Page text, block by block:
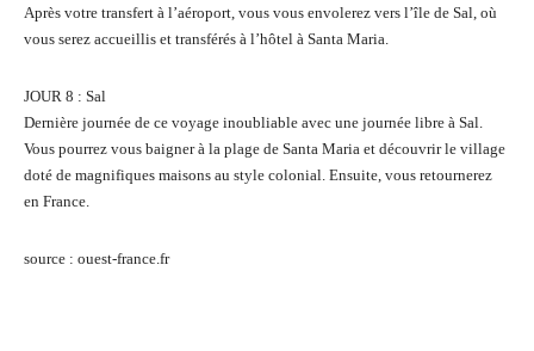
Après votre transfert à l’aéroport, vous vous envolerez vers l’île de Sal, où
vous serez accueillis et transférés à l’hôtel à Santa Maria.
JOUR 8 : Sal
Dernière journée de ce voyage inoubliable avec une journée libre à Sal.
Vous pourrez vous baigner à la plage de Santa Maria et découvrir le village
doté de magnifiques maisons au style colonial. Ensuite, vous retournerez
en France.
source : ouest-france.fr